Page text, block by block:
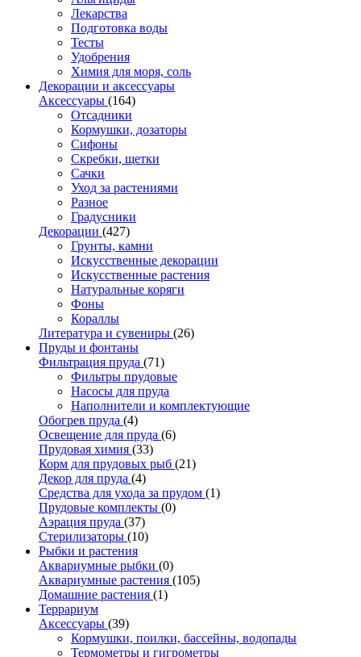
Лекарства
Подготовка воды
Тесты
Удобрения
Химия для моря, соль
Декорации и аксессуары
Аксессуары (164)
Отсадники
Кормушки, дозаторы
Сифоны
Скребки, щетки
Сачки
Уход за растениями
Разное
Градусники
Декорации (427)
Грунты, камни
Искусственные декорации
Искусственные растения
Натуральные коряги
Фоны
Кораллы
Литература и сувениры (26)
Пруды и фонтаны
Фильтрация пруда (71)
Фильтры прудовые
Насосы для пруда
Наполнители и комплектующие
Обогрев пруда (4)
Освещение для пруда (6)
Прудовая химия (33)
Корм для прудовых рыб (21)
Декор для пруда (4)
Средства для ухода за прудом (1)
Прудовые комплекты (0)
Аэрация пруда (37)
Стерилизаторы (10)
Рыбки и растения
Аквариумные рыбки (0)
Аквариумные растения (105)
Домашние растения (1)
Террариум
Аксессуары (39)
Кормушки, поилки, бассейны, водопады
Термометры и гигрометры